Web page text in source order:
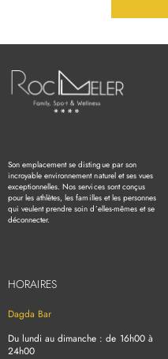
Son emplacement se distingue par son
incroyable environnement naturel et ses vues
exceptionnelles. Nos services sont conçus
pour les athlètes, les familles et les personnes
qui veulent prendre soin d’elles-mêmes et se
déconnecter.
HORAIRES
Dagda Bar
Du lundi au dimanche : de 16h00 à
24h00